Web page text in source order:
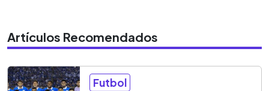
Artículos Recomendados
Futbol